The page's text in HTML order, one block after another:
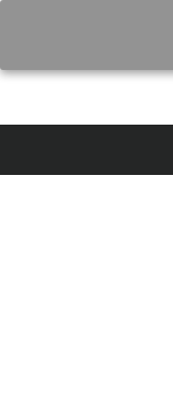
contenido